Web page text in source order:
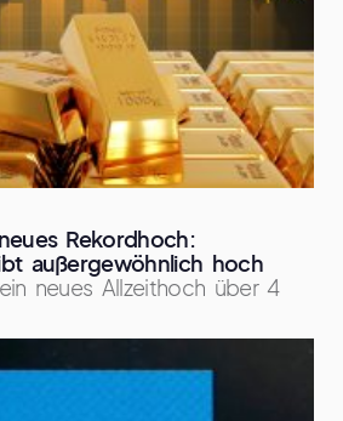
Rekordhoch:
außergewöhnlich hoch
neues Allzeithoch über 4